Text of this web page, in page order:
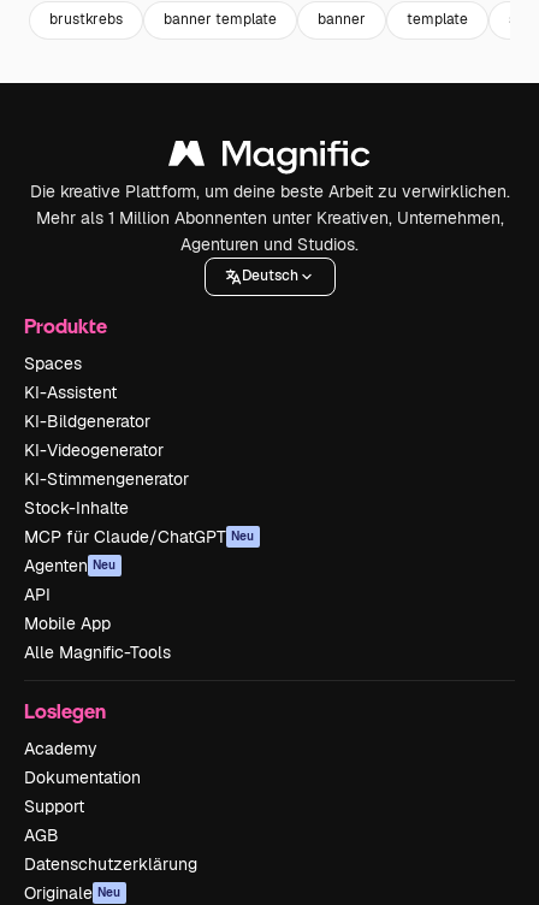
brustkrebs banner template banner template
Die kreative Plattform, um deine beste Arbeit zu verwirklichen.
Mehr als 1 Million Abonnenten unter Kreativen, Unternehmen,
Agenturen und Studios.
Deutsch
Produkte
Spaces
KI-Assistent
KI-Bildgenerator
KI-Videogenerator
KI-Stimmengenerator
Stock-Inhalte
MCP für Claude/ChatGPT Neu
Agenten Neu
API
Mobile App
Alle Magnific-Tools
Loslegen
Academy
Dokumentation
Support
AGB
Datenschutzerklärung
Originale Neu